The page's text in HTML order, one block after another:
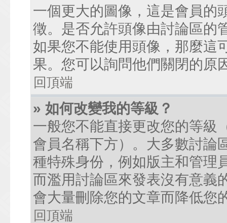
一個更大的圖像，這是會員的
徵。是否允許頭像由討論區的
如果您不能使用頭像，那麼這
果。您可以詢問他們關閉的原
回頂端
» 如何改變我的等級？
一般您不能直接更改您的等級
會員名稱下方）。大多數討論
種特殊身份，例如版主和管理
而濫用討論區來發表沒有意義
會大量刪除您的文章而降低您
回頂端